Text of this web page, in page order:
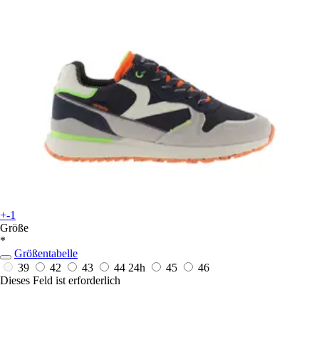
+-1
Größe
*
Größentabelle
39
42 43 44 24h 45
46
Dieses Feld ist erforderlich